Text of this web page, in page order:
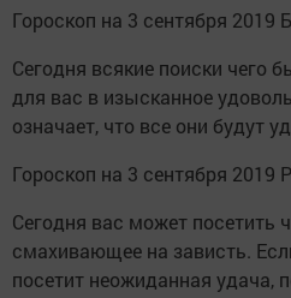
Гороскоп на 3 сентября 2019
Сегодня всякие поиски чего
для вас в изысканное
означает, что все они будут
Гороскоп на 3 сентября 2019
Сегодня вас может посетить
смахивающее на зависть.
посетит неожиданная удача,